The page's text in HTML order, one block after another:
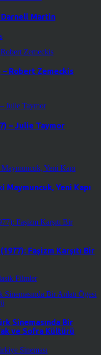
Darnell Martin
Robert Zemeckis
– Julie Taymor
Maymuncuk, Yeni Kapı
Faşizm Karşıtı Bir
Filmler
Sinemasında Bir
ve Sofra Kültürü
Sineması